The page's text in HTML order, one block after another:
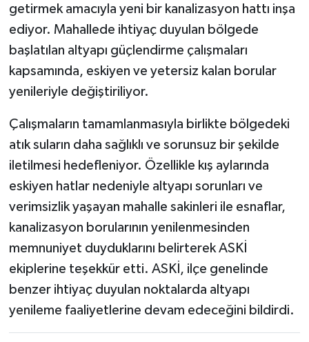
getirmek amacıyla yeni bir kanalizasyon hattı inşa
ediyor. Mahallede ihtiyaç duyulan bölgede
başlatılan altyapı güçlendirme çalışmaları
kapsamında, eskiyen ve yetersiz kalan borular
yenileriyle değiştiriliyor.
Çalışmaların tamamlanmasıyla birlikte bölgedeki
atık suların daha sağlıklı ve sorunsuz bir şekilde
iletilmesi hedefleniyor. Özellikle kış aylarında
eskiyen hatlar nedeniyle altyapı sorunları ve
verimsizlik yaşayan mahalle sakinleri ile esnaflar,
kanalizasyon borularının yenilenmesinden
memnuniyet duyduklarını belirterek ASKİ
ekiplerine teşekkür etti. ASKİ, ilçe genelinde
benzer ihtiyaç duyulan noktalarda altyapı
yenileme faaliyetlerine devam edeceğini bildirdi.